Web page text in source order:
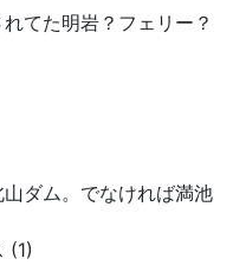
てた明岩？フェリー？
ダム。でなければ満池
(1)